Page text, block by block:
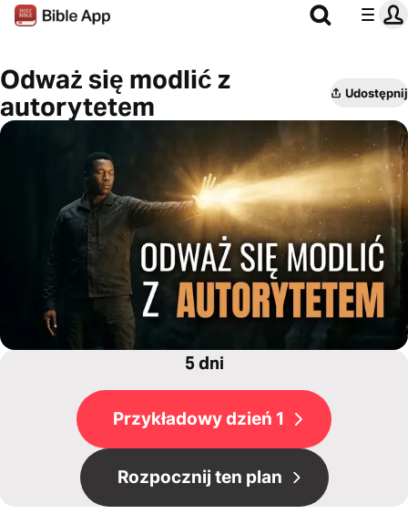
Odważ się modlić z
autorytetem
Udostępnij
5 dni
Przykładowy dzień 1
Rozpocznij ten plan